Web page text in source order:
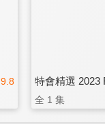
9.8
全 1 集